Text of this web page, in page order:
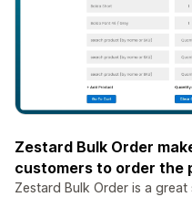
Zestard Bulk Order
customers to order the
Zestard Bulk Order is a